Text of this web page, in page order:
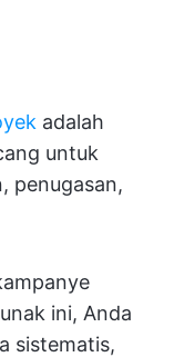
adalah
untuk
penugasan,
ini, Anda
sistematis,